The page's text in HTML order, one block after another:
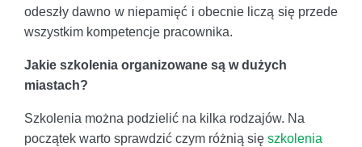
odeszły dawno w niepamięć i obecnie liczą się przede
wszystkim kompetencje pracownika.
Jakie szkolenia organizowane są w dużych
miastach?
Szkolenia można podzielić na kilka rodzajów. Na
początek warto sprawdzić czym różnią się szkolenia